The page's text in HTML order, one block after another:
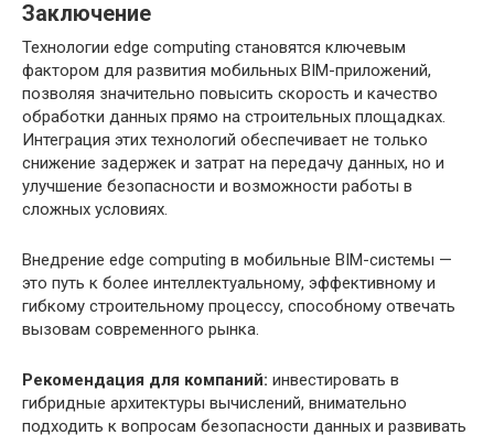
Заключение
Технологии edge computing становятся ключевым
фактором для развития мобильных BIM-приложений,
позволяя значительно повысить скорость и качество
обработки данных прямо на строительных площадках.
Интеграция этих технологий обеспечивает не только
снижение задержек и затрат на передачу данных, но и
улучшение безопасности и возможности работы в
сложных условиях.
Внедрение edge computing в мобильные BIM-системы —
это путь к более интеллектуальному, эффективному и
гибкому строительному процессу, способному отвечать
вызовам современного рынка.
Рекомендация для компаний: инвестировать в
гибридные архитектуры вычислений, внимательно
подходить к вопросам безопасности данных и развивать